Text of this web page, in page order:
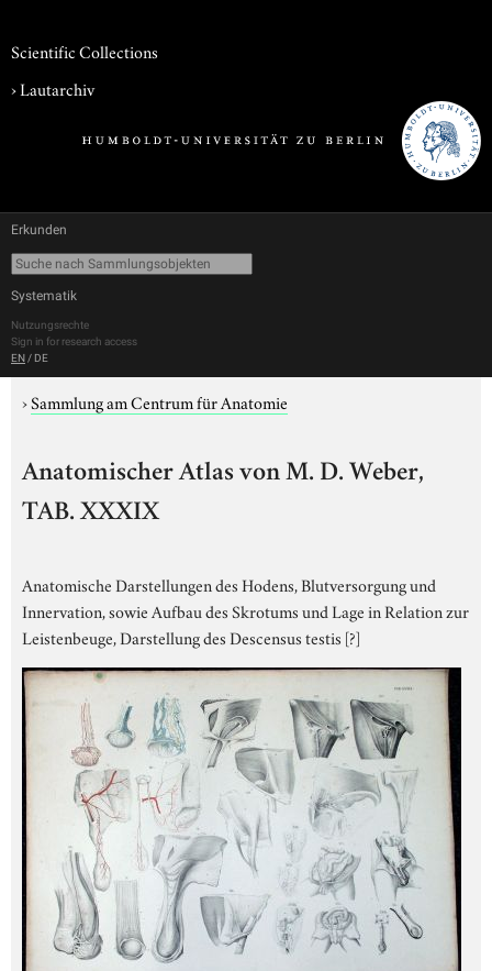
Scientific Collections
›Lautarchiv
Erkunden
Systematik
Nutzungsrechte
Sign in for research access
EN / DE
›Sammlung am Centrum für Anatomie
Anatomischer Atlas von M. D. Weber,
TAB. XXXIX
Anatomische Darstellungen des Hodens, Blutversorgung und
Innervation, sowie Aufbau des Skrotums und Lage in Relation zur
Leistenbeuge, Darstellung des Descensus testis [?]